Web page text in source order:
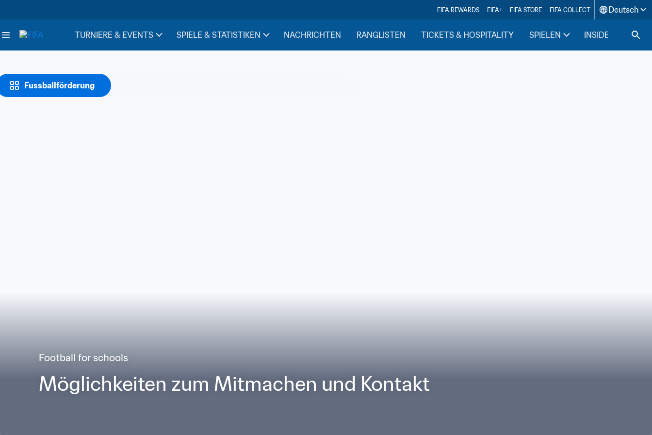
FIFA REWARDS FIFA+ FIFA STORE FIFA COLLECT Deutsch
TURNIERE & EVENTS SPIELE & STATISTIKEN NACHRICHTEN RANGLISTEN TICKETS & HOSPITALITY SPIELEN INSIDE FIFA
Fussballförderung
Football for schools
Möglichkeiten zum Mitmachen und Kontakt